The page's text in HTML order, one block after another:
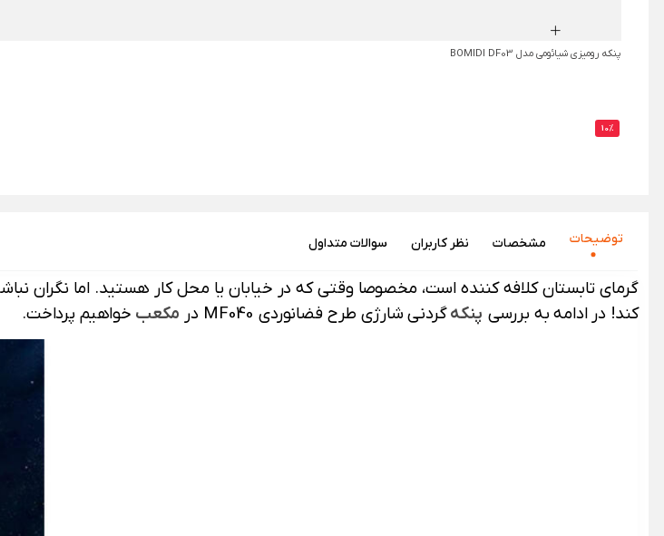
پنکه رومیزی شیائومی مدل BOMIDI DF03
10%
توضیحات مشخصات نظر‌ کاربران سوالات متداول
گرمای تابستان کلافه کننده است، مخصوصا وقتی که در خیابان یا محل کار هستید. اما نگران
کند! در ادامه به بررسی پنکهگردنی شارژی طرح فضانوردی MF040 در مکعب خواهیم پرداخت.